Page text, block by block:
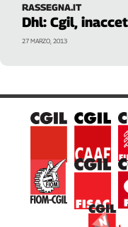
Abruzzo-
Molise
Alto
Calabria
Campania
Venezia
Giulia
RASSEGNA.IT
Dhl: Cgil,
27 MARZO, 2013